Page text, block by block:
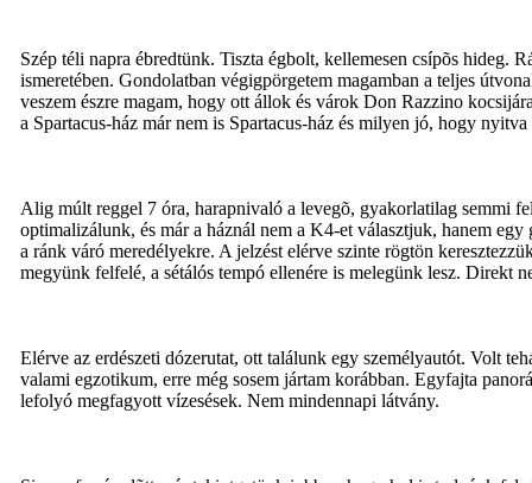
Szép téli napra ébredtünk. Tiszta égbolt, kellemesen csípõs hideg.
ismeretében. Gondolatban végigpörgetem magamban a teljes
veszem észre magam, hogy ott állok és várok Don Razzino
a Spartacus-ház már nem is Spartacus-ház és milyen jó, hogy
Alig múlt reggel 7 óra, harapnivaló a levegõ, gyakorlatilag semmi
optimalizálunk, és már a háznál nem a K4-et választjuk, hanem
a ránk váró meredélyekre. A jelzést elérve szinte rögtön
megyünk felfelé, a sétálós tempó ellenére is melegünk lesz. Direkt
Elérve az erdészeti dózerutat, ott találunk egy személyautót. Volt
valami egzotikum, erre még sosem jártam korábban. Egyfajta
lefolyó megfagyott vízesések. Nem mindennapi látvány.